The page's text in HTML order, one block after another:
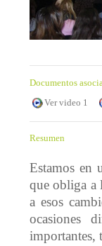
Documentos
Ver video 1
Resumen
Estamos en
que obliga a
a esos
ocasiones
importantes,